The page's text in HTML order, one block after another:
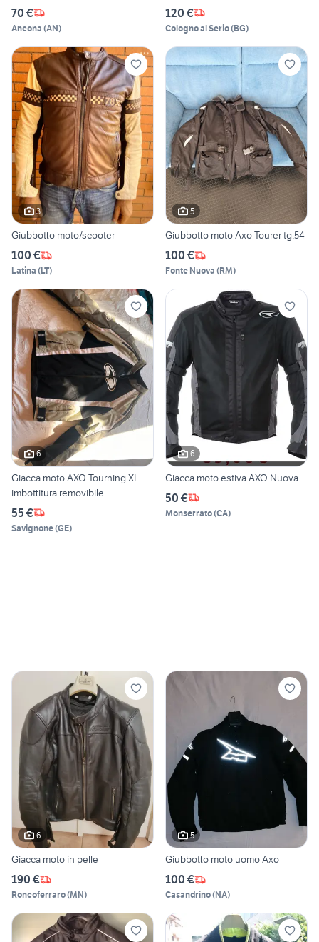
70 €
Ancona (AN)
120 €
Cologno al Serio(BG)
3
Giubbotto moto/scooter
100 €
Latina (LT)
5
Giubbotto moto Axo Tourer tg.54
100 €
Fonte Nuova (RM)
6
Giacca moto AXO Tourning XL
imbottitura removibile
55 €
Savignone(GE)
6
Giacca moto estiva AXO Nuova
50 €
Monserrato(CA)
6
Giacca moto in pelle
190 €
Roncoferraro(MN)
5
Giubbotto moto uomo Axo
100 €
Casandrino(NA)